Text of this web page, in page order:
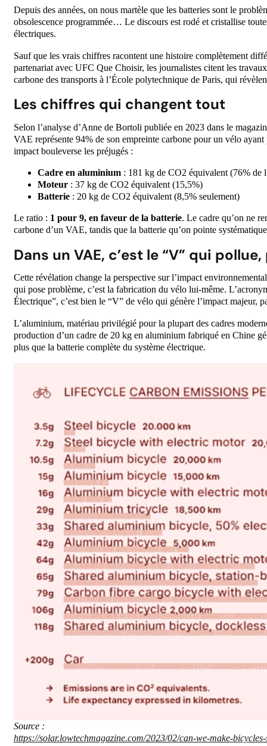
Depuis des années, on nous martèle que les batteries sont le
obsolescence programmée… Le discours est rodé et cristallise
électriques.
Sauf que les vrais chiffres racontent une histoire complètement
partenariat avec UFC Que Choisir, les journalistes citent les
carbone des transports à l’École polytechnique de Paris, qui
Les chiffres qui changent tout
Selon l’analyse d’Anne de Bortoli publiée en 2023 dans le
VAE représente 94% de son empreinte carbone pour un vélo
impact bouleverse les préjugés :
Cadre en aluminium : 181 kg de CO2 équivalent (76% de
Moteur : 37 kg de CO2 équivalent (15,5%)
Batterie : 20 kg de CO2 équivalent (8,5% seulement)
Le ratio : 1 pour 9, en faveur de la batterie. Le cadre qu’on ne
carbone d’un VAE, tandis que la batterie qu’on pointe
Dans un VAE, c’est le “V” qui pollue,
Cette révélation change la perspective sur l’impact
qui pose problème, c’est la fabrication du vélo lui-même.
Électrique”, c’est bien le “V” de vélo qui génère l’impact majeur,
L’aluminium, matériau privilégié pour la plupart des cadres
production d’un cadre de 20 kg en aluminium fabriqué en Chine
plus que la batterie complète du système électrique.
Source :
https://solar.lowtechmagazine.com/2023/02/can-we-make-